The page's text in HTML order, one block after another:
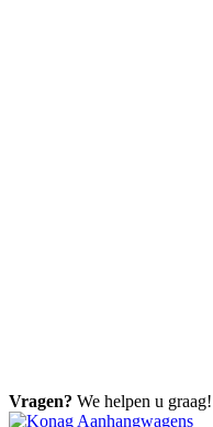
Vragen? We helpen u graag!